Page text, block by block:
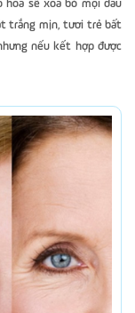
hóa sẽ xóa bỏ mọi dấu
trắng mịn, tươi trẻ bất
nếu kết hợp được